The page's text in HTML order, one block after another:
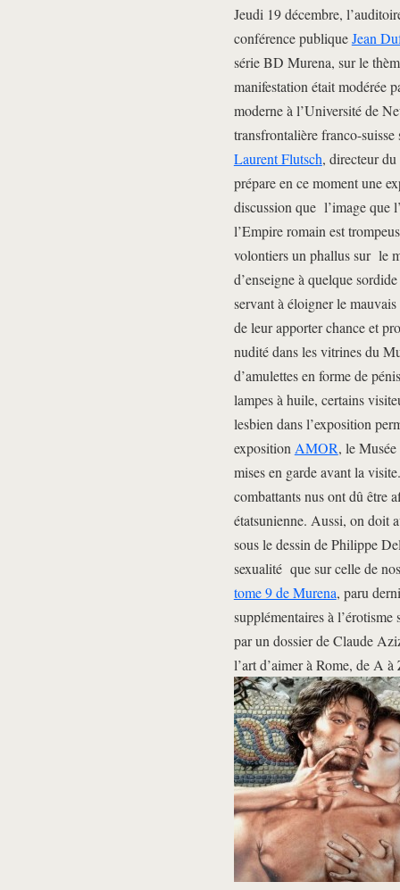
Jeudi 19 décembre,
conférence publiqueJean
série BD Murena, sur le
manifestation était modérée
moderne à l’Université de
transfrontalière franco-suisse
Laurent Flutsch, directeur
prépare en ce moment une
discussion que l’image que
l’Empire romain est
volontiers un phallus sur le
d’enseigne à quelque
servant à éloigner le
de leur apporter chance et
nudité dans les vitrines du
d’amulettes en forme de
lampes à huile, certains
lesbien dans l’exposition
expositionAMOR, le Musée
mises en garde avant la
combattants nus ont dû être
étatsunienne. Aussi, on doit
sous le dessin de Philippe
sexualité que sur celle de
tome 9 de Murena, paru
supplémentaires à
par un dossier de Claude
l’art d’aimer à Rome, de A à